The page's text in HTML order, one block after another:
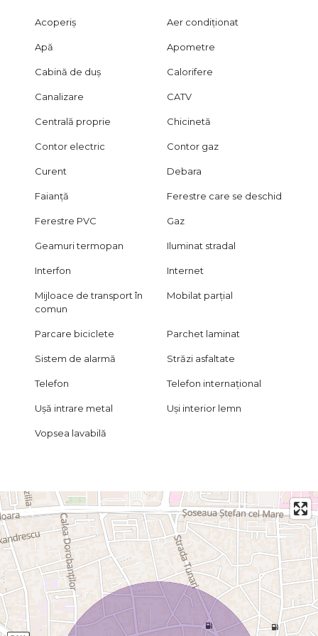
Acoperiș Aer condiționat
Apă Apometre
Cabină de duș Calorifere
Canalizare CATV
Centrală proprie Chicinetă
Contor electric Contor gaz
Curent Debara
Faianță Ferestre care se deschid
Ferestre PVC Gaz
Geamuri termopan Iluminat stradal
Interfon Internet
Mijloace de transport în
comun
Mobilat parțial
Parcare biciclete Parchet laminat
Sistem de alarmă Străzi asfaltate
Telefon Telefon internațional
Ușă intrare metal Uși interior lemn
Vopsea lavabilă